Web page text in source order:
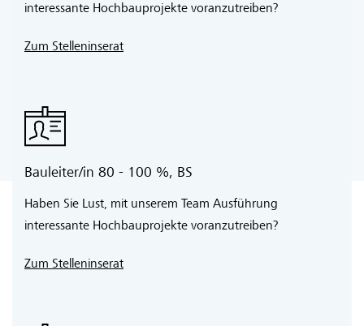
Sandra Kneubühler
Zukunftsweisende Technologien
interessante Hochbauprojekte voranzutreiben?
Zum Stelleninserat
Bauleiter/in 80 - 100 %, BS
Haben Sie Lust, mit unserem Team Ausführung
interessante Hochbauprojekte voranzutreiben?
Zum Stelleninserat